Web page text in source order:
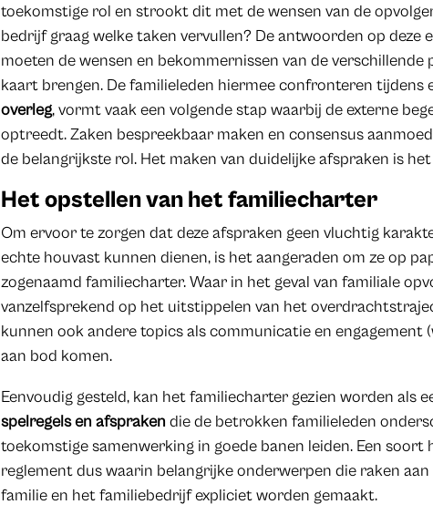
toekomstige rol en strookt dit met de wensen van de
bedrijf graag welke taken vervullen? De antwoorden op deze
moeten de wensen en bekommernissen van de verschillende
kaart brengen. De familieleden hiermee confronteren tijdens
overleg, vormt vaak een volgende stap waar­bij de externe
optreedt. Zaken bespreekbaar maken en consensus
de belangrijkste rol. Het maken van duidelijke afspraken is
Het opstellen van het familiecharter
Om ervoor te zorgen dat deze afspraken geen vluchtig
echte houvast kunnen dienen, is het aangeraden om ze op
zogenaamd familiecharter. Waar in het geval van familiale
vanzelfsprekend op het uitstippelen van het
kunnen ook andere topics als communicatie en engagement
aan bod komen.
Eenvoudig gesteld, kan het familiecharter gezien worden als
spelregels en afspraken die de betrokken familieleden
toekomstige samenwerking in goede banen leiden. Een soort
reglement dus waarin belangrijke onderwerpen die raken
familie en het familiebedrijf expliciet worden gemaakt.